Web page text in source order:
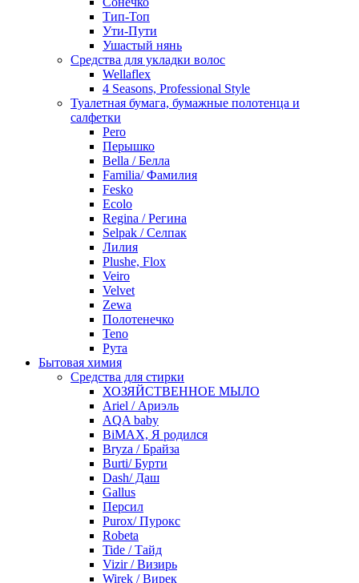
Тип-Топ
Ути-Пути
Ушастый нянь
Средства для укладки волос
Wellaflex
4 Seasons, Professional Style
Туалетная бумага, бумажные полотенца и
салфетки
Pero
Перышко
Bella / Белла
Familia/ Фамилия
Fesko
Ecolo
Regina / Регина
Selpak / Селпак
Лилия
Plushe, Flox
Veiro
Velvet
Zewa
Полотенечко
Teno
Рута
Бытовая химия
Средства для стирки
ХОЗЯЙСТВЕННОЕ МЫЛО
Ariel / Ариэль
AQA baby
BiMAX, Я родился
Bryza / Брайза
Burti/ Бурти
Dash/ Даш
Gallus
Персил
Purox/ Пурокс
Robeta
Tide / Тайд
Vizir / Визирь
Wirek / Вирек